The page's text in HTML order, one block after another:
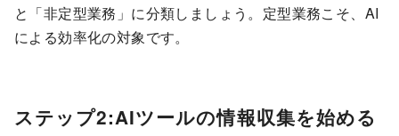
と「非定型業務」に分類しましょう。定型業務こそ、AI
による効率化の対象です。
ステップ2:AIツールの情報収集を始める